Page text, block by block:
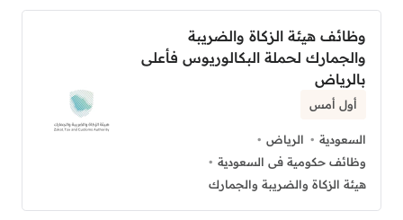
وظائف هيئة الزكاة والضريبة
والجمارك لحملة البكالوريوس فأعلى
بالرياض
أول أمس
السعودية
الرياض
وظائف حكومية فى السعودية
هيئة الزكاة والضريبة والجمارك